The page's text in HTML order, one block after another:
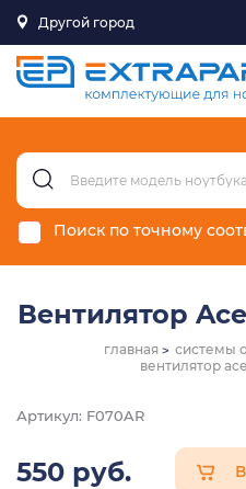
Другой город
Поиск по точному
Вентилятор
главная системы
вентилятор
Артикул: F070AR
550 руб.